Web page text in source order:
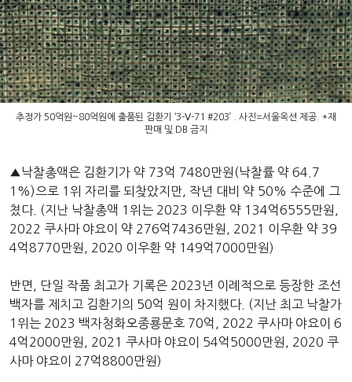
추정가 50억원~80억원에 출품된 김환기 ‘3-Ⅴ-71 #203’ . 사진=서울옥션 제공. *재
판매 및 DB 금지
▲낙찰총액은 김환기가 약 73억 7480만원(낙찰률 약 64.7
1%)으로 1위 자리를 되찾았지만, 작년 대비 약 50% 수준에 그
쳤다. (지난 낙찰총액 1위는 2023 이우환 약 134억6555만원,
2022 쿠사마 야요이 약 276억7436만원, 2021 이우환 약 39
4억8770만원, 2020 이우환 약 149억7000만원)
반면, 단일 작품 최고가 기록은 2023년 이례적으로 등장한 조선
백자를 제치고 김환기의 50억 원이 차지했다. (지난 최고 낙찰가
1위는 2023 백자청화오종룡문호 70억, 2022 쿠사마 야요이 6
4억2000만원, 2021 쿠사마 야요이 54억5000만원, 2020 쿠
사마 야요이 27억8800만원)